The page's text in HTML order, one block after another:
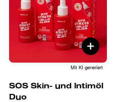
Intimöl
Duo
Mit KI generiert
SOS Skin- und Intimöl
Duo